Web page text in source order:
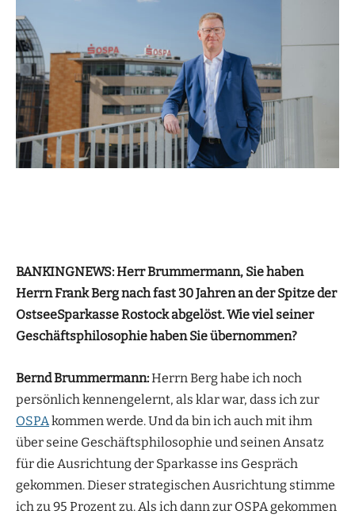
BANKINGNEWS: Herr Brummermann, Sie haben
Herrn Frank Berg nach fast 30 Jahren an der Spitze der
OstseeSparkasse Rostock abgelöst. Wie viel seiner
Geschäftsphilosophie haben Sie übernommen?
Bernd Brummermann:Herrn Berg habe ich noch
persönlich kennengelernt, als klar war, dass ich zur
OSPAkommen werde. Und da bin ich auch mit ihm
über seine Geschäftsphilosophie und seinen Ansatz
für die Ausrichtung der Sparkasse ins Gespräch
gekommen. Dieser strategischen Ausrichtung stimme
ich zu 95 Prozent zu. Als ich dann zur OSPA gekommen